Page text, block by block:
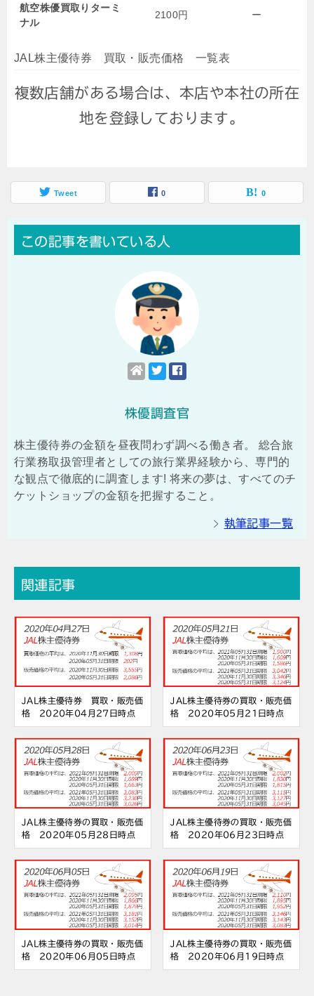
航空株優買取りターミ
ナル
2100円 ー
JAL株主優待券 買取・販売価格 一覧表
複数店舗がある場合は、本店や本社の所在
地を登録しております。
Tweet 0 0
この記事を書いている人
株優調査官
株主優待券の金額を昼夜問わず調べる働き者。 総合旅
行業務取扱管理者としての旅行業界経験から、専門的
な観点で徹底的に調査します! 将来の夢は、すべてのチ
ケットショップの金額を把握すること。
執筆記事一覧
関連記事
JAL株主優待券 買取・販売価
格 2020年04月27日時点
JAL株主優待券の買取・販売価
格 2020年05月21日時点
JAL株主優待券の買取・販売価
格 2020年05月28日時点
JAL株主優待券の買取・販売価
格 2020年06月23日時点
JAL株主優待券の買取・販売価
格 2020年06月05日時点
JAL株主優待券の買取・販売価
格 2020年06月19日時点